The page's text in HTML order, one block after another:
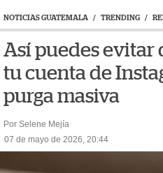
NOTICIAS GUATEMALA / TRENDING /
Así puedes evitar
tu cuenta de
purga masiva
Por Selene Mejía
07 de mayo de 2026, 20:44